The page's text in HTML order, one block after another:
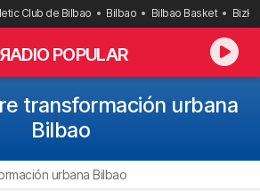
Club de Bilbao Bilbao Bilbao Basket
RADIO POPULAR
transformación urbana
Bilbao
urbana Bilbao